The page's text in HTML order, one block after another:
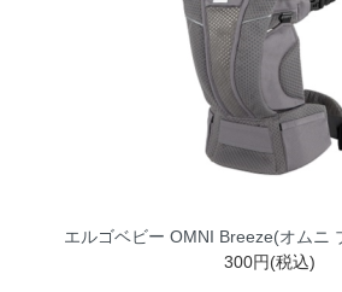
エルゴベビー OMNI Breeze(オムニ
300円(税込)